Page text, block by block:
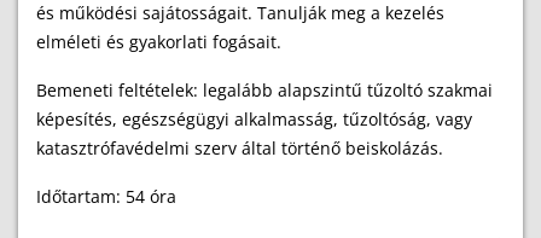
és működési sajátosságait. Tanulják meg a kezelés
elméleti és gyakorlati fogásait.
Bemeneti feltételek: legalább alapszintű tűzoltó szakmai
képesítés, egészségügyi alkalmasság, tűzoltóság, vagy
katasztrófavédelmi szerv által történő beiskolázás.
Időtartam: 54 óra